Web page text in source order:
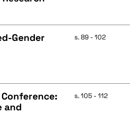
Gender
s. 89 - 102
and
s. 105 - 112